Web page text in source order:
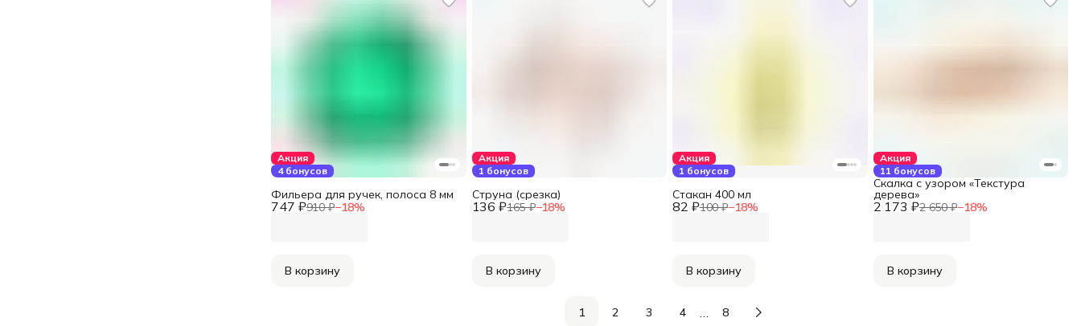
Акция
4 бонусов
747 ₽910 ₽−18%
Фильера для ручек, полоса 8 мм
В корзину
Акция
1 бонусов
136 ₽165 ₽−18%
Струна (срезка)
В корзину
Акция
1 бонусов
82 ₽100 ₽−18%
Стакан 400 мл
В корзину
Акция
11 бонусов
2 173 ₽2 650 ₽−18%
Скалка с узором «Текстура
дерева»
В корзину
1 2 3 4 … 8